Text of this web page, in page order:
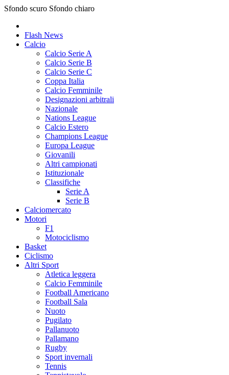
Sfondo scuro Sfondo chiaro
Flash News
Calcio
Calcio Serie A
Calcio Serie B
Calcio Serie C
Coppa Italia
Calcio Femminile
Designazioni arbitrali
Nazionale
Nations League
Calcio Estero
Champions League
Europa League
Giovanili
Altri campionati
Istituzionale
Classifiche
Serie A
Serie B
Calciomercato
Motori
F1
Motociclismo
Basket
Ciclismo
Altri Sport
Atletica leggera
Calcio Femminile
Football Americano
Football Sala
Nuoto
Pugilato
Pallanuoto
Pallamano
Rugby
Sport invernali
Tennis